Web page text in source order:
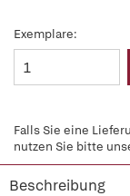
Exemplare:
Falls Sie eine
nutzen Sie bitte
Beschreibung